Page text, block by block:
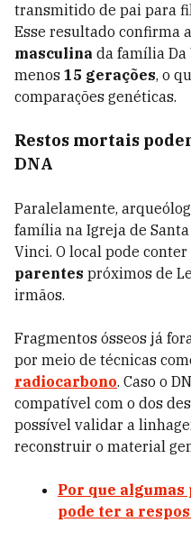
transmitido de pai para
Esse resultado confirma
masculina da família Da
menos 15 gerações, o
comparações genéticas.
Restos mortais
DNA
Paralelamente,
família na Igreja de
Vinci. O local pode conter
parentes próximos de
irmãos.
Fragmentos ósseos já
por meio de técnicas
radiocarbono. Caso o
compatível com o dos
possível validar a
reconstruir o material
Por que algumas
pode ter a